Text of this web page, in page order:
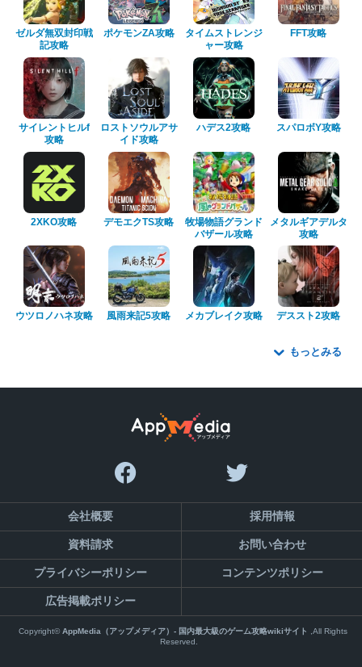
ゼルダ無双封印戦
記攻略
ポケモンZA攻略
タイムストレンジ
ャー攻略
FFT攻略
サイレントヒルf
攻略
ロストソウルアサ
イド攻略
ハデス2攻略 スパロボY攻略
2XKO攻略 デモエクTS攻略
牧場物語グランド
バザール攻略
メタルギアデルタ
攻略
ウツロノハネ攻略 風雨来記5攻略 メカブレイク攻略 デススト2攻略
もっとみる
会社概要 採用情報
資料請求 お問い合わせ
プライバシーポリシー コンテンツポリシー
広告掲載ポリシー
Copyright©AppMedia（アップメディア）- 国内最大級のゲーム攻略wikiサイト ,All Rights
Reserved.